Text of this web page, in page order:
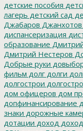
детские пособия
лагерь детский сад
Джабаров Джанхотов
диспансеризация
образование
Дмитрий Нестеров
Добрые руки
фильм долг долги
долгострои
дом офицеров дом
допфинансирование
знаки дорожные
дотации доход